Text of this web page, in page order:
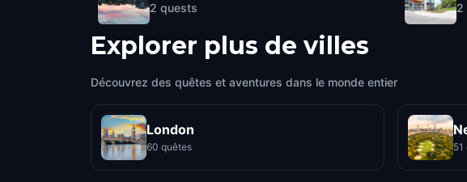
2 quests 2
Explorer plus de villes
Découvrez des quêtes et aventures dans le monde entier
London
60 quêtes 51